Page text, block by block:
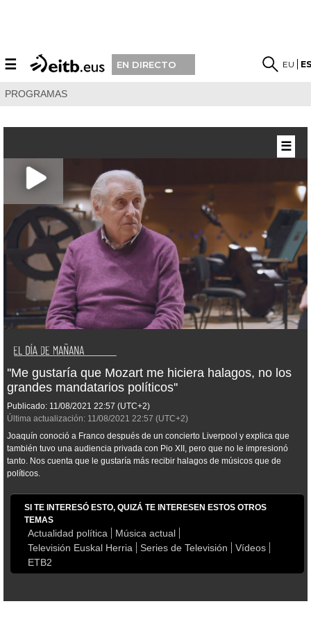
☰ EN DIRECTO EU
PROGRAMAS
''Me gustaría que Mozart me hiciera halagos, no los
grandes mandatarios políticos''
Publicado: 11/08/2021 22:57 (UTC+2)
Última actualización: 11/08/2021 22:57 (UTC+2)
Joaquín conoció a Franco después de un concierto Liverpool y explica que
también tuvo una audiencia privada con Pio XII, pero que no le impresionó
tanto. Nos cuenta que le gustaría más recibir halagos de músicos que de
políticos.
SI TE INTERESÓ ESTO, QUIZÁ TE INTERESEN ESTOS OTROS
TEMAS
Actualidad política
Música actual
Televisión Euskal Herria
Series de Televisión
Vídeos
ETB2
☰